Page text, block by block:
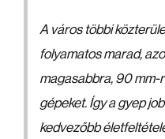
A város többi
folyamatos marad,
magasabbra, 90 mm-
gépeket. Így a gyep
kedvezőbb